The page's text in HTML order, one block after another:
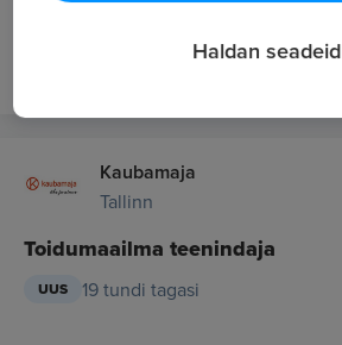
19 tundi tagasi
Kaubamaja
Tallinn
Toidumaailma teenindaja
UUS 19 tundi tagasi
Haldan seadeid